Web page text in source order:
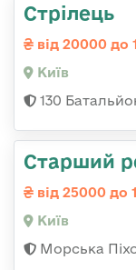
Стрілець
від 20000 до
Київ
130
Старший
від 25000 до
Київ
Морська